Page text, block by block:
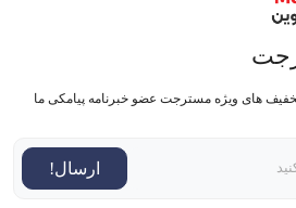
های ویژه مسترجت عضو خبرنامه پیامکی ما
ارسال!